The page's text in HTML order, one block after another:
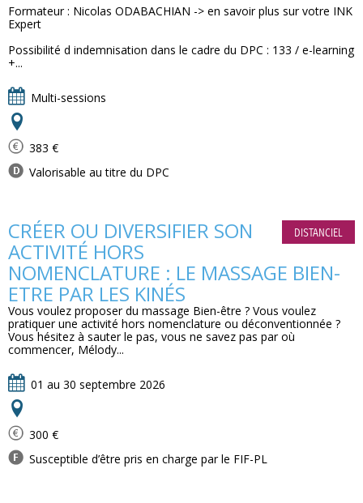
Formateur : Nicolas ODABACHIAN -> en savoir plus sur votre INK
Expert
Possibilité d indemnisation dans le cadre du DPC : 133 / e-learning
+...
Multi-sessions
383 €
Valorisable au titre du DPC
DISTANCIEL
CRÉER OU DIVERSIFIER SON
ACTIVITÉ HORS
NOMENCLATURE : LE MASSAGE BIEN-
ETRE PAR LES KINÉS
Vous voulez proposer du massage Bien-être ? Vous voulez
pratiquer une activité hors nomenclature ou déconventionnée ?
Vous hésitez à sauter le pas, vous ne savez pas par où
commencer, Mélody...
01 au 30 septembre 2026
300 €
Susceptible d’être pris en charge par le FIF-PL